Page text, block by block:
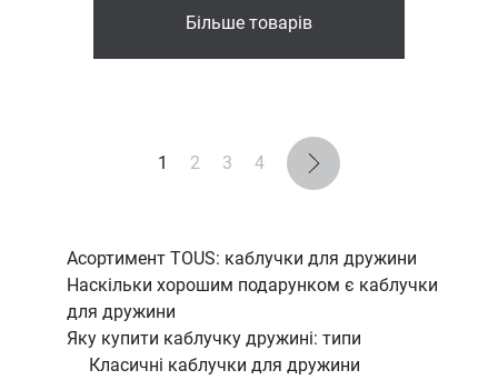
Більше товарів
1 2 3 4
Асортимент TOUS: каблучки для дружини
Наскільки хорошим подарунком є каблучки
для дружини
Яку купити каблучку дружині: типи
Класичні каблучки для дружини